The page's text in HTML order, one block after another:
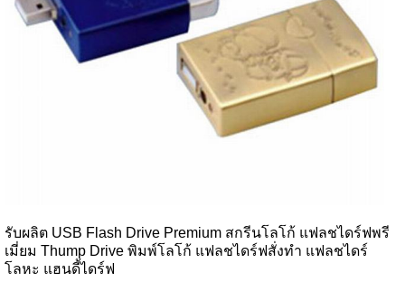
รับผลิต USB Flash Drive Premium สกรีนโลโก้ แฟลชไดร์ฟพรี
เมี่ยม Thump Drive พิมพ์โลโก้ แฟลชไดร์ฟสั่งทำ แฟลชไดร์
โลหะ แฮนดี้ไดร์ฟ